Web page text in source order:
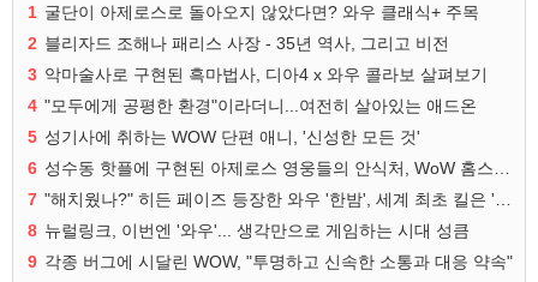
1 굴단이 아제로스로 돌아오지 않았다면? 와우 클래식+ 주목
2 블리자드 조해나 패리스 사장 - 35년 역사, 그리고 비전
3 악마술사로 구현된 흑마법사, 디아4 x 와우 콜라보 살펴보기
4 "모두에게 공평한 환경"이라더니...여전히 살아있는 애드온
5 성기사에 취하는 WOW 단편 애니, '신성한 모든 것'
6
7
8 뉴럴링크, 이번엔 '와우'... 생각만으로 게임하는 시대 성큼
9 각종 버그에 시달린 WOW, "투명하고 신속한 소통과 대응 약속"